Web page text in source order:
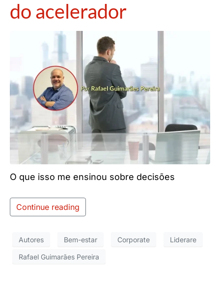
do acelerador
O que isso me ensinou sobre decisões
Continue reading
Autores Bem-estar Corporate Liderare
Rafael Guimarães Pereira